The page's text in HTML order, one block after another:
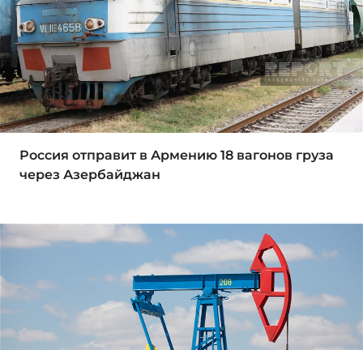
Россия отправит в Армению 18 вагонов груза
через Азербайджан